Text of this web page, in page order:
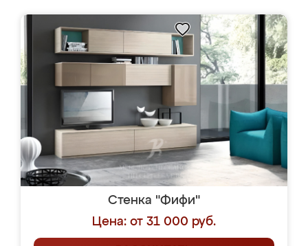
Стенка "Фифи"
Цена: от 31 000 руб.